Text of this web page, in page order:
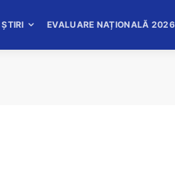
ȘTIRI EVALUARE NAȚIONALĂ 2026